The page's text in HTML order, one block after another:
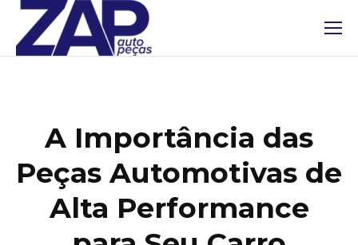
A Importância das
Peças Automotivas de
Alta Performance